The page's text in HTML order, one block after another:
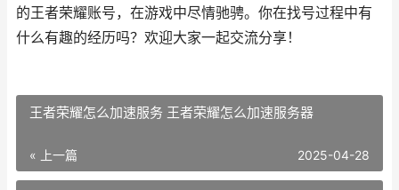
的王者荣耀账号，在游戏中尽情驰骋。你在找号过程中有
什么有趣的经历吗？欢迎大家一起交流分享！
王者荣耀怎么加速服务 王者荣耀怎么加速服务器
« 上一篇 2025-04-28